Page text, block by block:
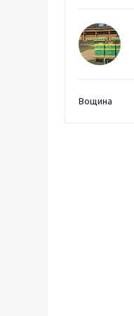
Вощина